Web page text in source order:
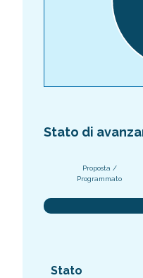
Stato di
Proposta /
Programmato
Stato